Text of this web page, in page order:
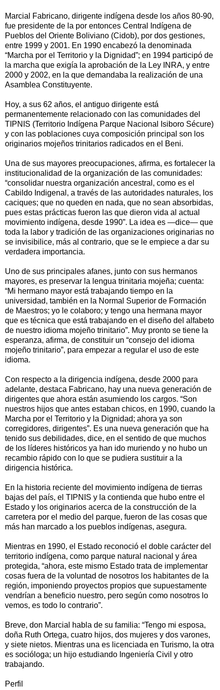
Marcial Fabricano, dirigente indígena desde los años 80-90,
fue presidente de la por entonces Central Indígena de
Pueblos del Oriente Boliviano (Cidob), por dos gestiones,
entre 1999 y 2001. En 1990 encabezó la denominada
“Marcha por el Territorio y la Dignidad”; en 1994 participó de
la marcha que exigía la aprobación de la Ley INRA, y entre
2000 y 2002, en la que demandaba la realización de una
Asamblea Constituyente.
Hoy, a sus 62 años, el antiguo dirigente está
permanentemente relacionado con las comunidades del
TIPNIS (Territorio Indígena Parque Nacional Isiboro Sécure)
y con las poblaciones cuya composición principal son los
originarios mojeños trinitarios radicados en el Beni.
Una de sus mayores preocupaciones, afirma, es fortalecer la
institucionalidad de la organización de las comunidades:
“consolidar nuestra organización ancestral, como es el
Cabildo Indigenal, a través de las autoridades naturales, los
caciques; que no queden en nada, que no sean absorbidas,
pues estas prácticas fueron las que dieron vida al actual
movimiento indígena, desde 1990”. La idea es —dice— que
toda la labor y tradición de las organizaciones originarias no
se invisibilice, más al contrario, que se le empiece a dar su
verdadera importancia.
Uno de sus principales afanes, junto con sus hermanos
mayores, es preservar la lengua trinitaria mojeña; cuenta:
“Mi hermano mayor está trabajando tiempo en la
universidad, también en la Normal Superior de Formación
de Maestros; yo le colaboro; y tengo una hermana mayor
que es técnica que está trabajando en el diseño del alfabeto
de nuestro idioma mojeño trinitario”. Muy pronto se tiene la
esperanza, afirma, de constituir un “consejo del idioma
mojeño trinitario”, para empezar a regular el uso de este
idioma.
Con respecto a la dirigencia indígena, desde 2000 para
adelante, destaca Fabricano, hay una nueva generación de
dirigentes que ahora están asumiendo los cargos. “Son
nuestros hijos que antes estaban chicos, en 1990, cuando la
Marcha por el Territorio y la Dignidad; ahora ya son
corregidores, dirigentes”. Es una nueva generación que ha
tenido sus debilidades, dice, en el sentido de que muchos
de los líderes históricos ya han ido muriendo y no hubo un
recambio rápido con lo que se pudiera sustituir a la
dirigencia histórica.
En la historia reciente del movimiento indígena de tierras
bajas del país, el TIPNIS y la contienda que hubo entre el
Estado y los originarios acerca de la construcción de la
carretera por el medio del parque, fueron de las cosas que
más han marcado a los pueblos indígenas, asegura.
Mientras en 1990, el Estado reconoció el doble carácter del
territorio indígena, como parque natural nacional y área
protegida, “ahora, este mismo Estado trata de implementar
cosas fuera de la voluntad de nosotros los habitantes de la
región, imponiendo proyectos propios que supuestamente
vendrían a beneficio nuestro, pero según como nosotros lo
vemos, es todo lo contrario”.
Breve, don Marcial habla de su familia: “Tengo mi esposa,
doña Ruth Ortega, cuatro hijos, dos mujeres y dos varones,
y siete nietos. Mientras una es licenciada en Turismo, la otra
es socióloga; un hijo estudiando Ingeniería Civil y otro
trabajando.
Perfil